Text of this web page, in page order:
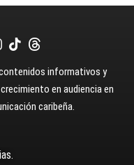
informativos y
en audiencia en
caribeña.